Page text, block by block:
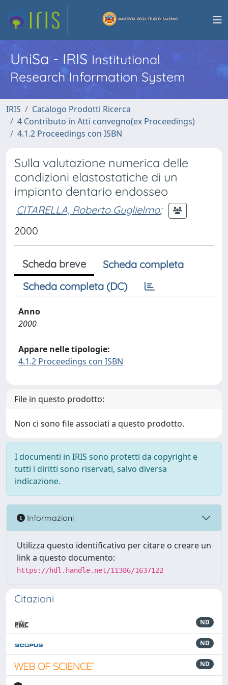
UniSa - IRISInstitutional
Research Information System
IRIS
Catalogo Prodotti Ricerca
4 Contributo in Atti convegno(ex Proceedings)
4.1.2 Proceedings con ISBN
Sulla valutazione numerica delle
condizioni elastostatiche di un
impianto dentario endosseo
CITARELLA, Roberto Guglielmo;
2000
Scheda breve
Scheda completa
Scheda completa (DC)
Anno
2000
Appare nelle tipologie:
4.1.2 Proceedings con ISBN
File in questo prodotto:
Non ci sono file associati a questo prodotto.
I documenti in IRIS sono protetti da copyright e
tutti i diritti sono riservati, salvo diversa
indicazione.
Informazioni
Utilizza questo identificativo per citare o creare un
link a questo documento:
https://hdl.handle.net/11386/1637122
Citazioni
ND
ND
ND